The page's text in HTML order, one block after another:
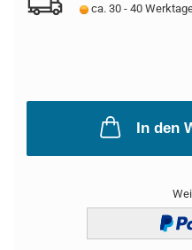
ca. 30 - 40
In den